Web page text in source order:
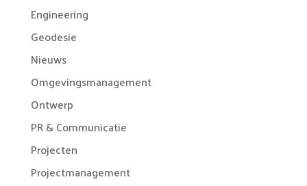
Engineering
Geodesie
Nieuws
Omgevingsmanagement
Ontwerp
PR & Communicatie
Projecten
Projectmanagement